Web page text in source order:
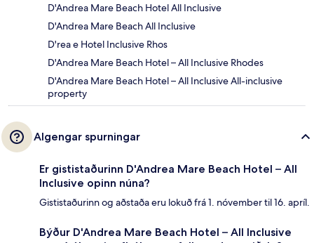
D'Andrea Mare Beach Hotel All Inclusive
D'Andrea Mare Beach All Inclusive
D'rea e Hotel Inclusive Rhos
D'Andrea Mare Beach Hotel – All Inclusive Rhodes
D'Andrea Mare Beach Hotel – All Inclusive All-inclusive
property
Algengar spurningar
Er gististaðurinn D'Andrea Mare Beach Hotel – All
Inclusive opinn núna?
Gististaðurinn og aðstaða eru lokuð frá 1. nóvember til 16. apríl.
Býður D'Andrea Mare Beach Hotel – All Inclusive